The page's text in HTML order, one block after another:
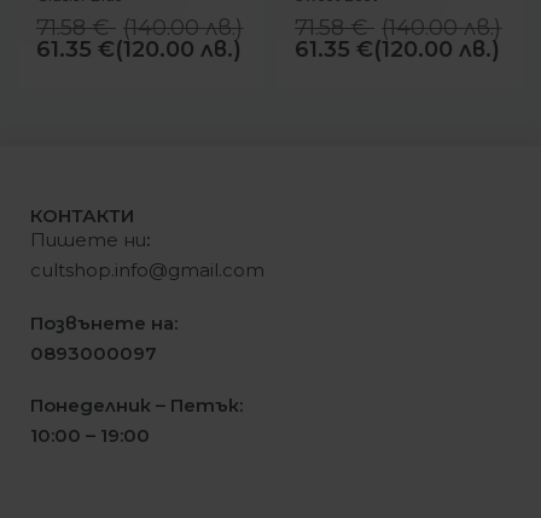
71.58€ (140.00лв.)
61.35 €(120.00 лв.)
71.58€ (140.00лв.)
61.35 €(120.00 лв.)
КОНТАКТИ
Пишете ни:
cultshop.info@gmail.com
Позвънете на:
0893000097
Понеделник – Петък:
10:00 – 19:00